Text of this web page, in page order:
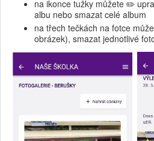
na ikonce tužky můžete ✏️
albu nebo smazat celé album
na třech tečkách na fotce
obrázek), smazat jednotlivé